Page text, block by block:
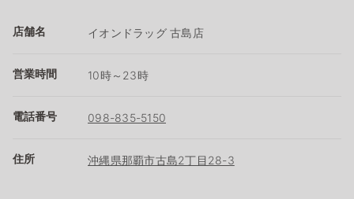
店舗名 イオンドラッグ 古島店
営業時間 10時～23時
電話番号 098-835-5150
住所 沖縄県那覇市古島2丁目28-3